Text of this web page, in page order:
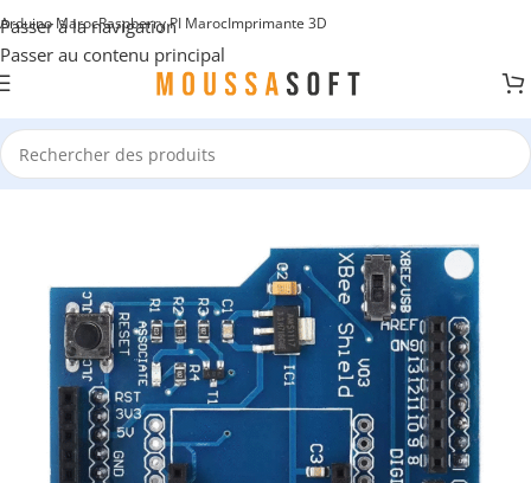
Passer à la navigation
Passer au contenu principal
Arduino MarocRaspberry PI MarocImprimante 3D